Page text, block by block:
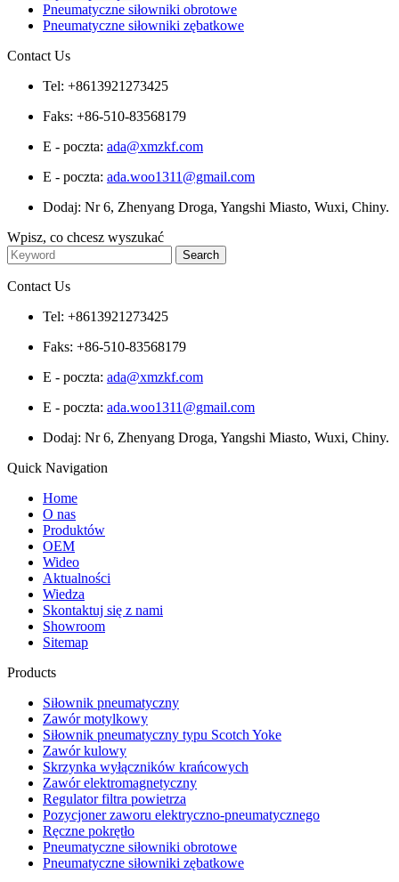
Pneumatyczne siłowniki obrotowe
Pneumatyczne siłowniki zębatkowe
Contact Us
Tel: +8613921273425
Faks: +86-510-83568179
E - poczta: ada@xmzkf.com
E - poczta: ada.woo1311@gmail.com
Dodaj: Nr 6, Zhenyang Droga, Yangshi Miasto, Wuxi, Chiny.
Wpisz, co chcesz wyszukać
Contact Us
Tel: +8613921273425
Faks: +86-510-83568179
E - poczta: ada@xmzkf.com
E - poczta: ada.woo1311@gmail.com
Dodaj: Nr 6, Zhenyang Droga, Yangshi Miasto, Wuxi, Chiny.
Quick Navigation
Home
O nas
Produktów
OEM
Wideo
Aktualności
Wiedza
Skontaktuj się z nami
Showroom
Sitemap
Products
Siłownik pneumatyczny
Zawór motylkowy
Siłownik pneumatyczny typu Scotch Yoke
Zawór kulowy
Skrzynka wyłączników krańcowych
Zawór elektromagnetyczny
Regulator filtra powietrza
Pozycjoner zaworu elektryczno-pneumatycznego
Ręczne pokrętło
Pneumatyczne siłowniki obrotowe
Pneumatyczne siłowniki zębatkowe